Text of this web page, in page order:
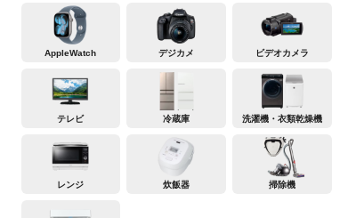
AppleWatch デジカメ ビデオカメラ
テレビ 冷蔵庫 洗濯機・衣類乾燥機
レンジ 炊飯器 掃除機